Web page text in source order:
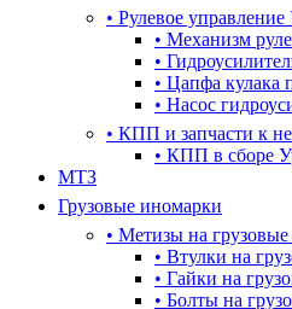
• Рулевое управление
• Механизм
•
• Цапфа кулака
• Насос
• КПП и запчасти к
• КПП в сборе
МТЗ
Грузовые иномарки
• Метизы на
• Втулки на
• Гайки на
• Болты на